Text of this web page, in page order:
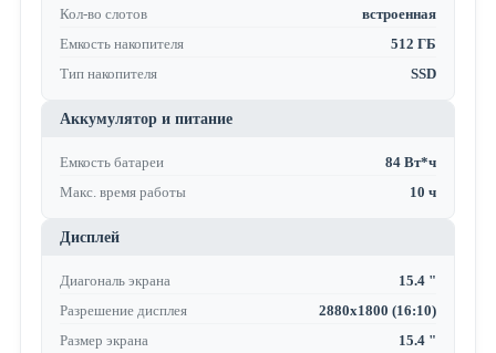
Кол-во слотов
встроенная
Емкость накопителя
512 ГБ
Тип накопителя
SSD
Аккумулятор и питание
Емкость батареи
84 Вт*ч
Макс. время работы
10 ч
Дисплей
Диагональ экрана
15.4 "
Разрешение дисплея
2880x1800 (16:10)
Размер экрана
15.4 "